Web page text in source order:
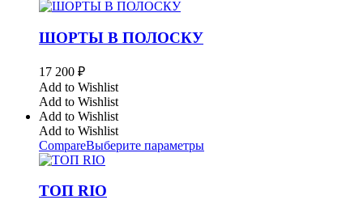
ШОРТЫ В ПОЛОСКУ
17 200 ₽
Add to Wishlist
Add to Wishlist
Add to Wishlist
Add to Wishlist
CompareВыберите параметры
ТОП RIO